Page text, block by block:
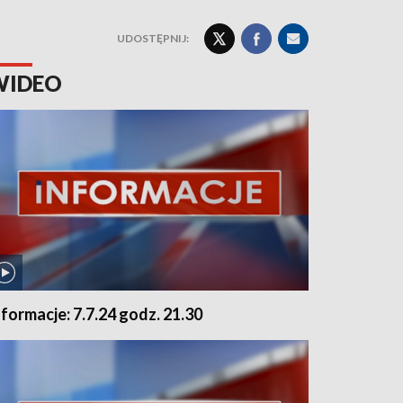
UDOSTĘPNIJ:
7.7.24 godz. 21.30